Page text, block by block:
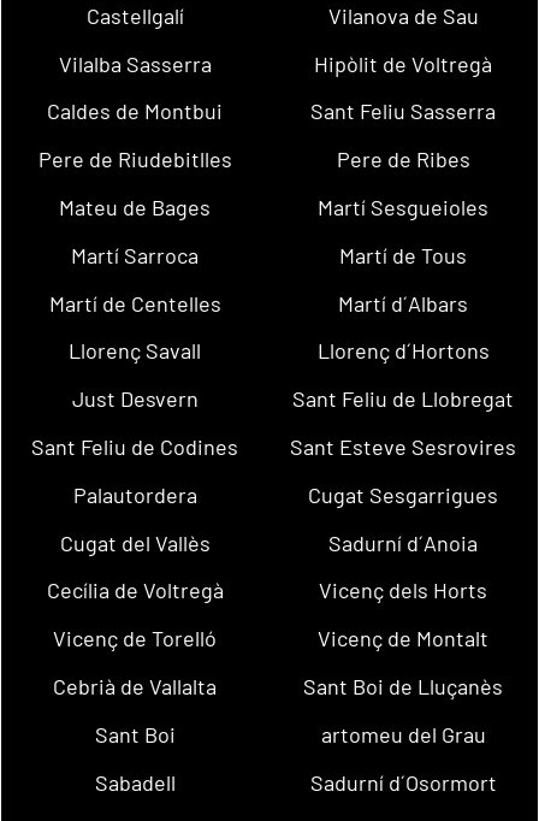
Castellgalí
Vilanova de Sau
Vilalba Sasserra
Hipòlit de Voltregà
Caldes de Montbui
Sant Feliu Sasserra
Pere de Riudebitlles
Pere de Ribes
Mateu de Bages
Martí Sesgueioles
Martí Sarroca
Martí de Tous
Martí de Centelles
Martí d´Albars
Llorenç Savall
Llorenç d´Hortons
Just Desvern
Sant Feliu de Llobregat
Sant Feliu de Codines
Sant Esteve Sesrovires
Palautordera
Cugat Sesgarrigues
Cugat del Vallès
Sadurní d´Anoia
Cecília de Voltregà
Vicenç dels Horts
Vicenç de Torelló
Vicenç de Montalt
Cebrià de Vallalta
Sant Boi de Lluçanès
Sant Boi
artomeu del Grau
Sabadell
Sadurní d´Osormort